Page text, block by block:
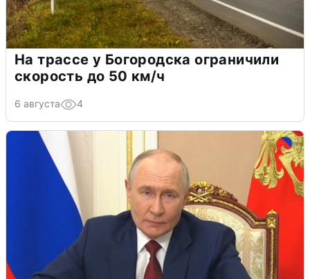
На трассе у Богородска ограничили
скорость до 50 км/ч
6 августа 4